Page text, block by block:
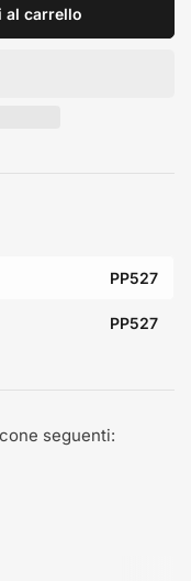
al carrello
PP527
PP527
seguenti: